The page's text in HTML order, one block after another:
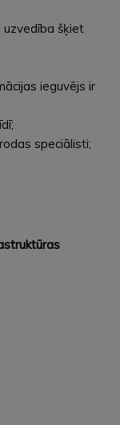
uzvedība šķiet
ieguvējs ir
speciālisti;